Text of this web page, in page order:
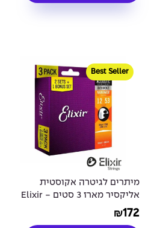
Best Seller
מיתרים לגיטרה אקוסטית
אליקסיר מארז 3 סטים - Elixir
16539 Acoustic 80/20
₪172